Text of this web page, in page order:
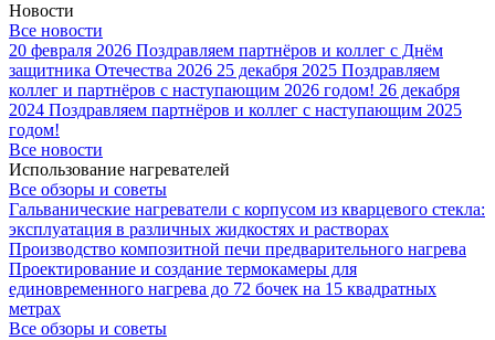
Новости
Все новости
20 февраля 2026 Поздравляем партнёров и коллег с Днём
защитника Отечества 2026 25 декабря 2025 Поздравляем
коллег и партнёров с наступающим 2026 годом! 26 декабря
2024 Поздравляем партнёров и коллег с наступающим 2025
годом!
Все новости
Использование нагревателей
Все обзоры и советы
Гальванические нагреватели с корпусом из кварцевого стекла:
эксплуатация в различных жидкостях и растворах
Производство композитной печи предварительного нагрева
Проектирование и создание термокамеры для
единовременного нагрева до 72 бочек на 15 квадратных
метрах
Все обзоры и советы